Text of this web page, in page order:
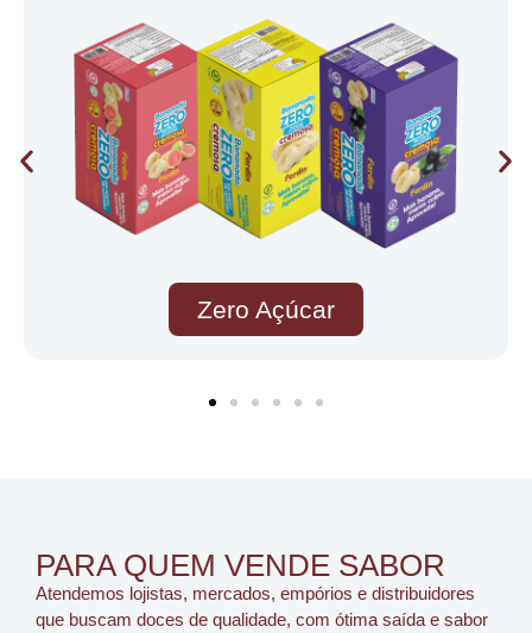
PARA QUEM VENDE SABOR
Atendemos lojistas, mercados, empórios e distribuidores
que buscam doces de qualidade, com ótima saída e sabor